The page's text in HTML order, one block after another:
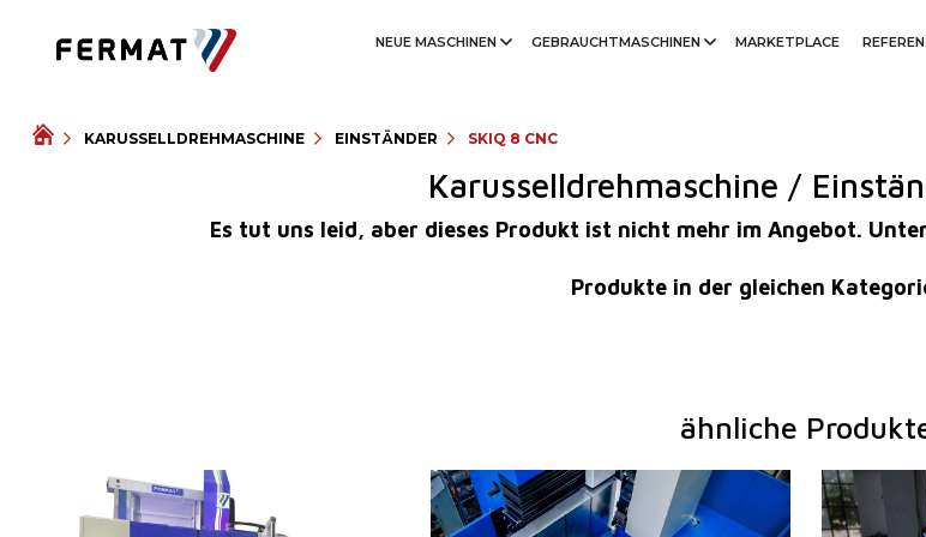
NEUE MASCHINEN GEBRAUCHTMASCHINEN MARKETPLACE
KARUSSELLDREHMASCHINE EINSTÄNDER SKIQ 8 CNC
Karusselldrehmaschine /
Es tut uns leid, aber dieses Produkt ist nicht mehr im Angebot.
Produkte in der gleichen
ähnliche
Baujahr:
Kontrollsystem
Baujahr:
1992
Kontrollsystem
Baujahr: